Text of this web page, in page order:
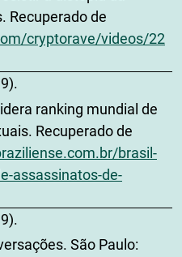
Recuperado de
cryptorave/videos/22
ranking mundial de
Recuperado de
brasil-
assassinatos-de-
São Paulo: